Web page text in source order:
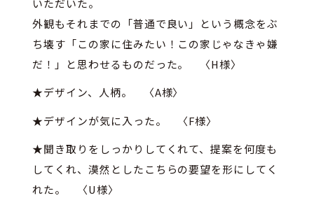
いただいた。
外観もそれまでの「普通で良い」という概念をぶ
ち壊す「この家に住みたい！この家じゃなきゃ嫌
だ！」と思わせるものだった。 〈H様〉
★デザイン、人柄。 〈A様〉
★デザインが気に入った。 〈F様〉
★聞き取りをしっかりしてくれて、提案を何度も
してくれ、漠然としたこちらの要望を形にしてく
れた。 〈U様〉